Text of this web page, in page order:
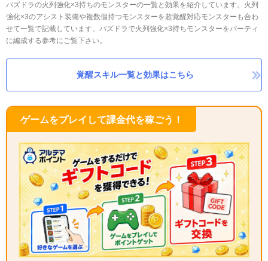
パズドラの火列強化×3持ちのモンスターの一覧と効果を紹介しています。火列
強化×3のアシスト装備や複数個持つモンスターを超覚醒対応モンスターも合わ
せて一覧で記載しています。パズドラで火列強化×3持ちモンスターをパーティ
に編成する参考にご覧下さい。
覚醒スキル一覧と効果はこちら
ゲームをプレイして課金代を稼ごう！